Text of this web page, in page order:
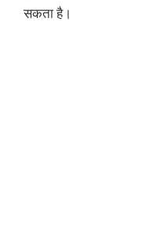
सकता है।